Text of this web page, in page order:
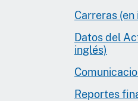
Carreras (en
Datos del
inglés)
Reportes